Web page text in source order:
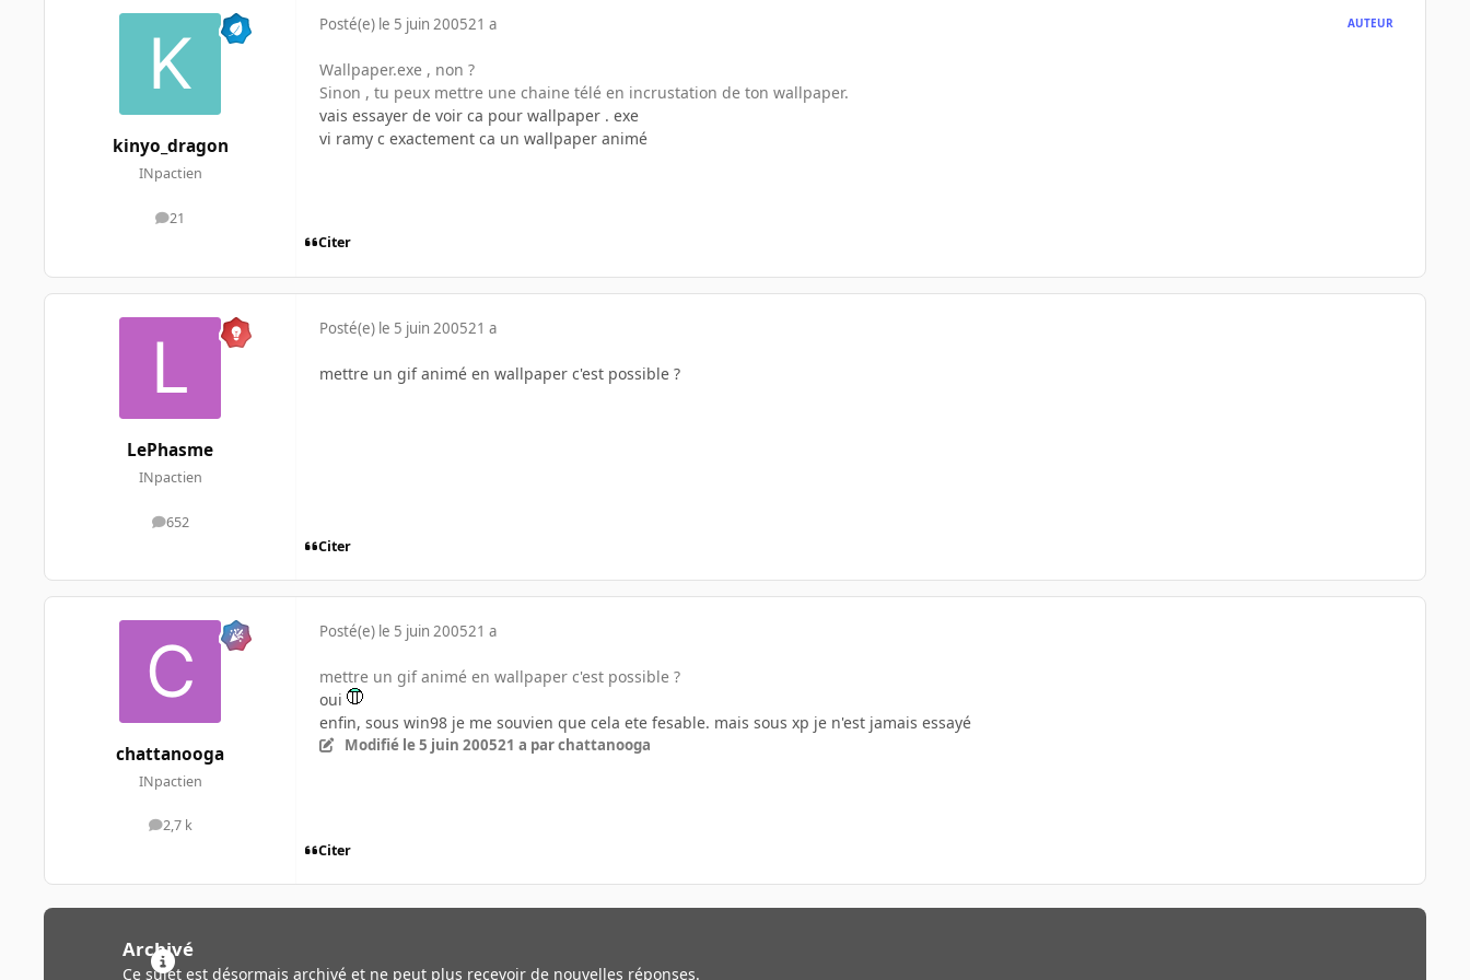
kinyo_dragon
INpactien
21
messages
Posté(e) le 5 juin 200521 a AUTEUR
Wallpaper.exe , non ?
Sinon , tu peux mettre une chaine télé en incrustation de ton wallpaper.
vais essayer de voir ca pour wallpaper . exe
vi ramy c exactement ca un wallpaper animé
Citer
LePhasme
INpactien
652
messages
Posté(e) le 5 juin 200521 a
mettre un gif animé en wallpaper c'est possible ?
Citer
chattanooga
INpactien
2,7 k
messages
Posté(e) le 5 juin 200521 a
mettre un gif animé en wallpaper c'est possible ?
oui
enfin, sous win98 je me souvien que cela ete fesable. mais sous xp je n'est jamais essayé
Modifié le 5 juin 200521 a par chattanooga
Citer
Archivé
Ce sujet est désormais archivé et ne peut plus recevoir de nouvelles réponses.